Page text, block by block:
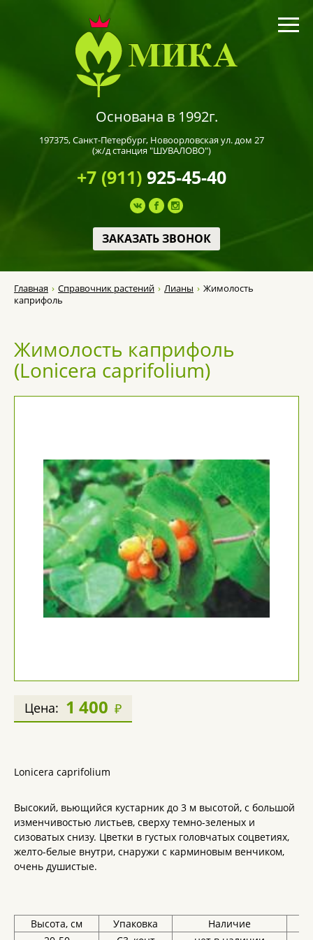
Основана в 1992г.
197375,Санкт-Петербург, Новоорловская ул. дом 27
(ж/д станция "ШУВАЛОВО")
+7 (911)925-45-40
ЗАКАЗАТЬ ЗВОНОК
Главная Справочник растений Лианы
Жимолость
каприфоль
Жимолость каприфоль
(Lonicera caprifolium)
Цена: 1 400 ₽
Lonicera caprifolium
Высокий, вьющийся кустарник до 3 м высотой, с большой
изменчивостью листьев, сверху темно-зеленых и
сизоватых снизу. Цветки в густых головчатых соцветиях,
желто-белые внутри, снаружи с карминовым венчиком,
очень душистые.
Высота, см Упаковка Наличие